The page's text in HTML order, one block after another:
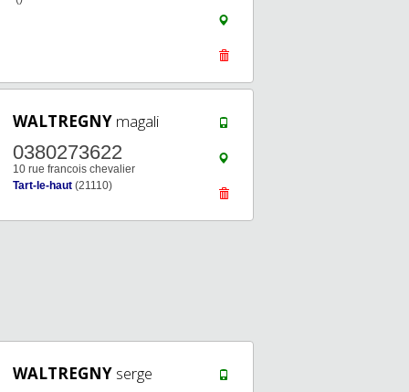
WALTREGNY magali
0380273622
10 rue francois chevalier
Tart-le-haut (21110)
WALTREGNY serge